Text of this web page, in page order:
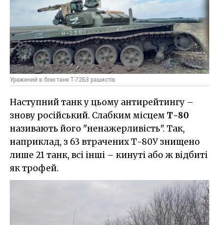
Уражений в бою танк Т-72Б3 рашистів
Наступний танк у цьому антирейтингу –
знову російський. Слабким місцем Т-80
називають його "ненажерливість". Так,
наприклад, з 63 втрачених Т-80У знищено
лише 21 танк, всі інші – кинуті або ж відбиті
як трофей.